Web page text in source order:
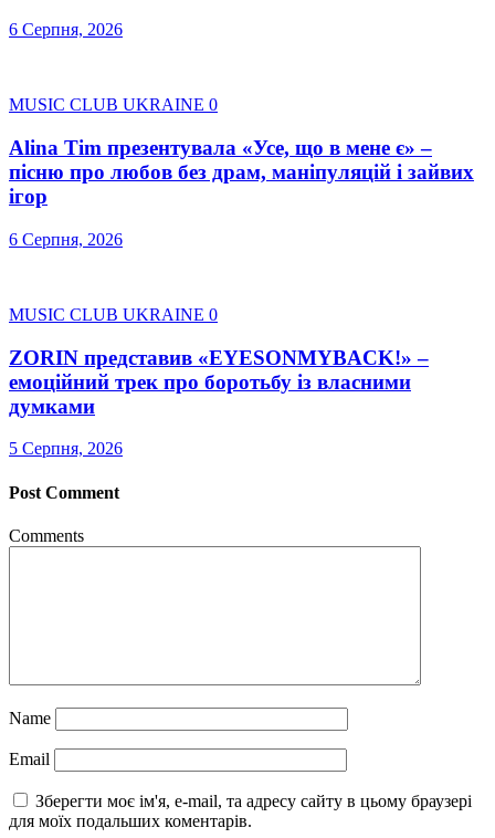
6 Серпня, 2026
MUSIC CLUB UKRAINE 0
Alina Tim презентувала «Усе, що в мене є» –
пісню про любов без драм, маніпуляцій і зайвих
ігор
6 Серпня, 2026
MUSIC CLUB UKRAINE 0
ZORIN представив «EYESONMYBACK!» –
емоційний трек про боротьбу із власними
думками
5 Серпня, 2026
Post Comment
Comments
Name
Email
Зберегти моє ім'я, e-mail, та адресу сайту в цьому браузері
для моїх подальших коментарів.